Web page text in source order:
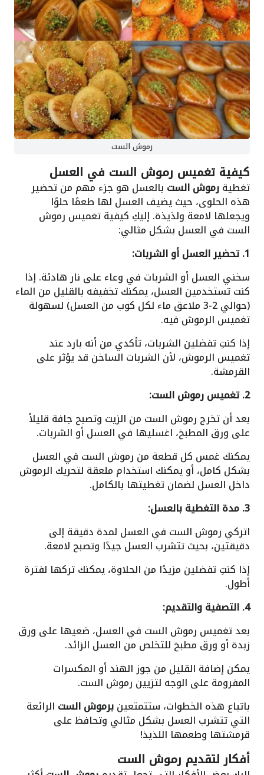
رموش الست
كيفية تغميس رموش الست في العسل
تغطيةرموش الست بالعسل هو جزء مهم من تحضير
هذه الحلوى، حيث يضيف العسل لها طعمًا حلوًا
ويجعلها لامعة ولذيذة. إليكِ كيفية تغميس رموش
الست في العسل بشكل مثالي:
1. تحضير العسل أو الشربات:
سخني العسل أو الشربات في وعاء على نار هادئة. إذا
كنت تستخدمين العسل، يمكنك تخفيفه بالقليل من الماء
(حوالي 2-3 ملاعق ماء لكل كوب من العسل) لسهولة
تغميس الرموش فيه.
إذا كنتِ تفضلين الشربات، تأكدي من أنه بارد عند
تغميس الرموش، لأن الشربات الساخن قد يؤثر على
القرمشة.
2. تغميس رموش الست:
بعد أن تخرج رموش الست من الزيت وتصبح جافة قليلاً
على ورق المطبخ، اغسليها في العسل أو الشربات.
يمكنك غمس كل قطعة من رموش الست في العسل
بشكل كامل، أو يمكنك استخدام ملعقة لتحريك الرموش
داخل العسل لضمان تغطيتها بالكامل.
3. مدة التغطية بالعسل:
اتركي رموش الست في العسل لمدة دقيقة إلى
دقيقتين، بحيث تتشرب العسل جيدًا وتصبح لامعة.
إذا كنتِ تفضلين مزيدًا من الحلاوة، يمكنك تركها لفترة
أطول.
4. التصفية والتقديم:
بعد تغميس رموش الست في العسل، ضعيها على ورق
زبدة أو ورق مطبخ للتخلص من العسل الزائد.
يمكن إضافة القليل من جوز الهند أو المكسرات
المفرومة على الوجه لتزيين رموش الست.
باتباع هذه الخطوات، ستتمتعينبرموش الست الرائعة
التي تتشرب العسل بشكل مثالي وتحافظ على
قرمشتها وطعمها اللذيذ!
أفكار لتقديم رموش الست